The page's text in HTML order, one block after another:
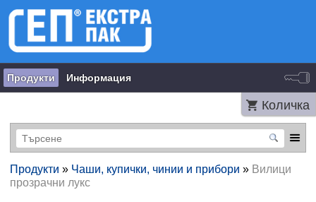
Продукти Информация
Количка
Продукти » Чаши, купички, чинии и прибори » Вилици
прозрачни лукс